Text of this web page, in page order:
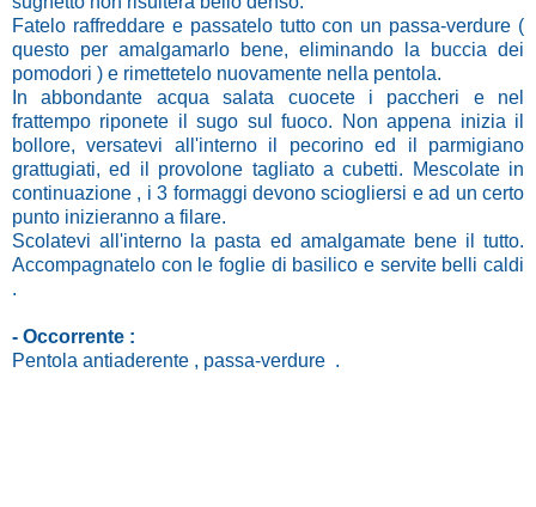
Fatelo raffreddare e passatelo tutto con un passa-verdure (
questo per amalgamarlo bene, eliminando la buccia dei
pomodori ) e rimettetelo nuovamente nella pentola.
In abbondante acqua salata cuocete i paccheri e nel
frattempo riponete il sugo sul fuoco. Non appena inizia il
bollore, versatevi all'interno il pecorino ed il parmigiano
grattugiati, ed il provolone tagliato a cubetti. Mescolate in
continuazione , i 3 formaggi devono sciogliersi e ad un certo
punto inizieranno a filare.
Scolatevi all'interno la pasta ed amalgamate bene il tutto.
Accompagnatelo con le foglie di basilico e servite belli caldi
.
- Occorrente :
Pentola antiaderente , passa-verdure .